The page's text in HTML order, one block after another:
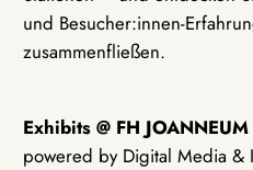
und Besucher:innen-
zusammenfließen.
Exhibits @ FH JOANNEUM
powered by Digital Media &